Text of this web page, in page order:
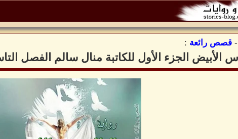
- قصص رائعة :
الأبيض الجزء الأول للكاتبة منال سالم الفصل